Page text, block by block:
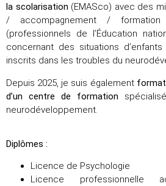
la scolarisation (EMASco) avec des
/ accompagnement / formation
(professionnels de l’Éducation
concernant des situations
inscrits dans les troubles du
Depuis 2025, je suis également
d’un centre de formation
neurodéveloppement.
Diplômes :
Licence de Psychologie
Licence professionnelle